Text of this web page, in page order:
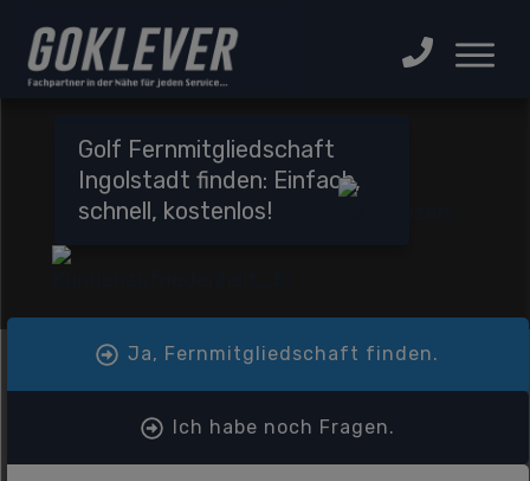
Golf Fernmitgliedschaft
Ingolstadt finden: Einfach,
schnell, kostenlos!
Ja, Fernmitgliedschaft finden.
Ich habe noch Fragen.